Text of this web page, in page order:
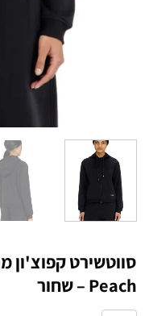
סווטשירט קפוצ'ון
Peach – שחור